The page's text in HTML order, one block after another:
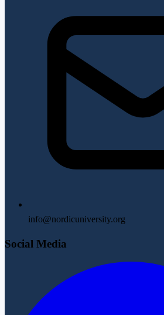
info@nordicuniversity.org
Social Media